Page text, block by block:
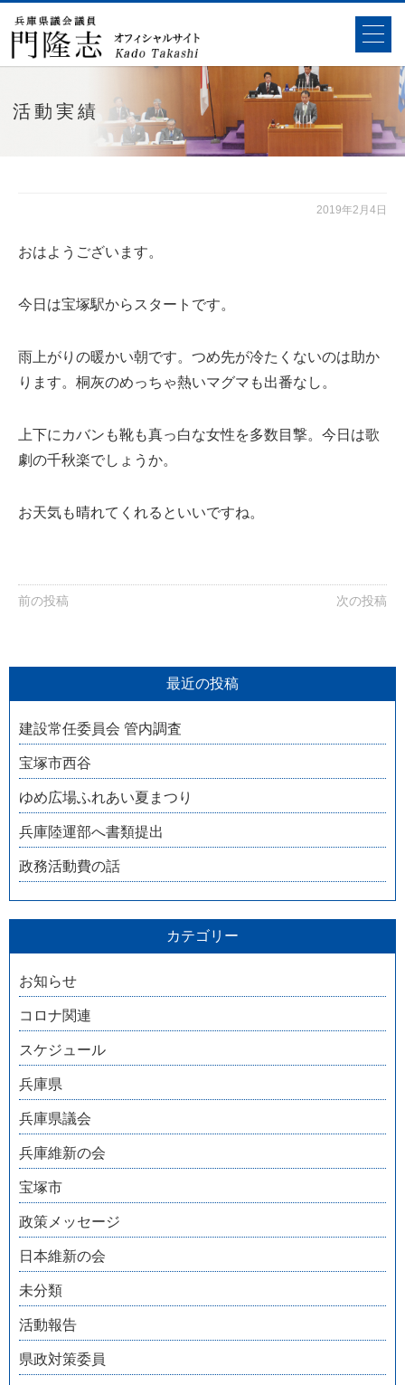
活動実績
2019年2月4日
おはようございます。
今日は宝塚駅からスタートです。
雨上がりの暖かい朝です。つめ先が冷たくないのは助か
ります。桐灰のめっちゃ熱いマグマも出番なし。
上下にカバンも靴も真っ白な女性を多数目撃。今日は歌
劇の千秋楽でしょうか。
お天気も晴れてくれるといいですね。
前の投稿 次の投稿
最近の投稿
建設常任委員会 管内調査
宝塚市西谷
ゆめ広場ふれあい夏まつり
兵庫陸運部へ書類提出
政務活動費の話
カテゴリー
お知らせ
コロナ関連
スケジュール
兵庫県
兵庫県議会
兵庫維新の会
宝塚市
政策メッセージ
日本維新の会
未分類
活動報告
県政対策委員